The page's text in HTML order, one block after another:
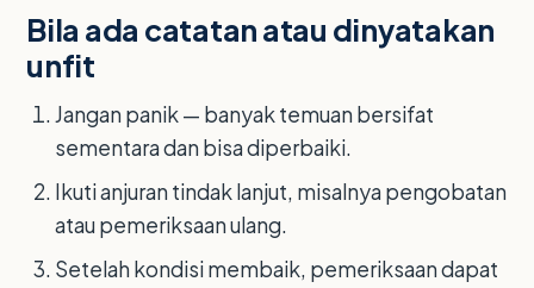
Bila ada catatan atau dinyatakan
unfit
Jangan panik — banyak temuan bersifat
sementara dan bisa diperbaiki.
Ikuti anjuran tindak lanjut, misalnya pengobatan
atau pemeriksaan ulang.
Setelah kondisi membaik, pemeriksaan dapat